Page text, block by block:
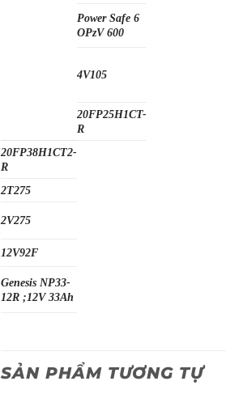
Power Safe 6
OPzV 600
4V105
20FP25H1CT-
R
20FP38H1CT2-
R
2T275
2V275
12V92F
Genesis NP33-
12R ;12V 33Ah
SẢN PHẨM TƯƠNG TỰ